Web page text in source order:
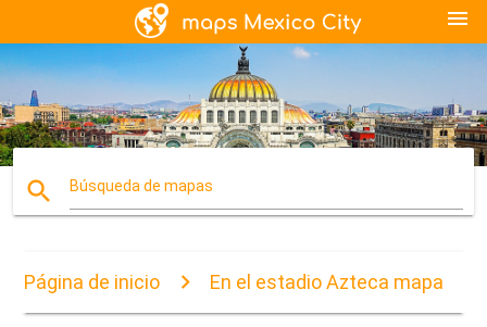
menu
search Búsqueda de mapas
Página de inicio En el estadio Azteca mapa